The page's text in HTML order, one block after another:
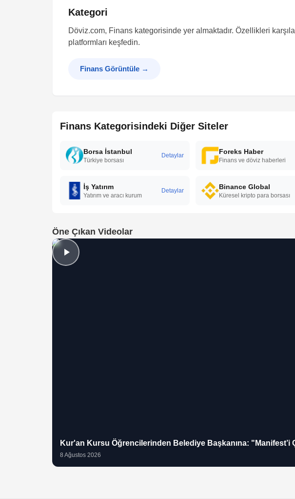
Kategori
Döviz.com, Finans kategorisinde yer almaktadır. Özellikleri
platformları keşfedin.
Finans Görüntüle →
Finans Kategorisindeki Diğer Siteler
Borsa İstanbul
Türkiye borsası
Detaylar Foreks Haber
Finans ve döviz haberleri
İş Yatırım
Yatırım ve aracı kurum
Detaylar Binance Global
Küresel kripto para borsası
Öne Çıkan Videolar
Kur'an Kursu Öğrencilerinden Belediye Başkanına: "Manifest’i
8 Ağustos 2026